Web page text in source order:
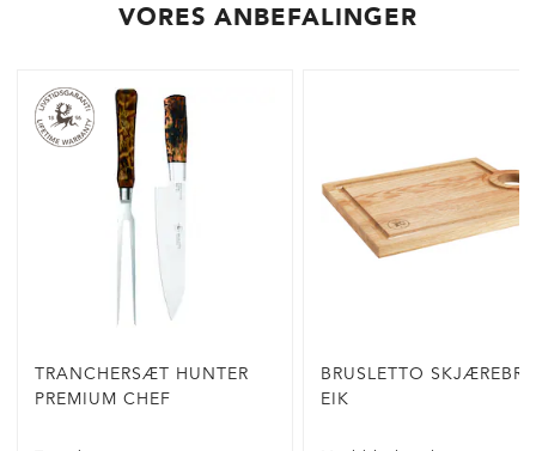
VORES ANBEFALINGER
TRANCHERSÆT HUNTER
PREMIUM CHEF
BRUSLETTO
EIK